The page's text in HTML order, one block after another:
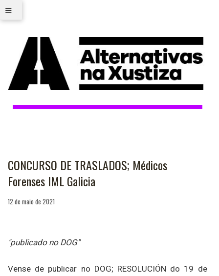
≡
CONCURSO DE TRASLADOS; Médicos
Forenses IML Galicia
12 de maio de 2021
"publicado no DOG"
Vense de publicar no DOG; RESOLUCIÓN do 19 de